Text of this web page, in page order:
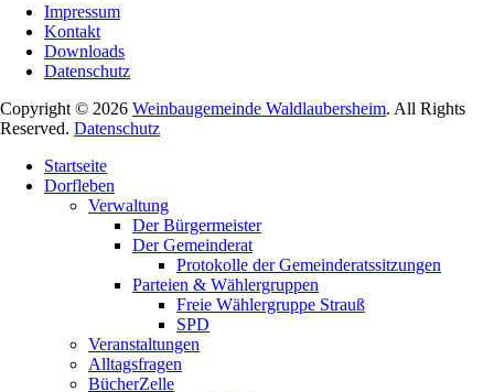
Impressum
Kontakt
Downloads
Datenschutz
Copyright © 2026 Weinbaugemeinde Waldlaubersheim. All Rights
Reserved. Datenschutz
oben
scrollen
Startseite
Dorfleben
Verwaltung
Der Bürgermeister
Der Gemeinderat
Protokolle der Gemeinderatssitzungen
Parteien & Wählergruppen
Freie Wählergruppe Strauß
SPD
Veranstaltungen
Alltagsfragen
BücherZelle